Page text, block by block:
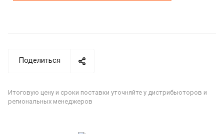
Поделиться
Итоговую цену и сроки поставки уточняйте у дистрибьюторов и
региональных менеджеров